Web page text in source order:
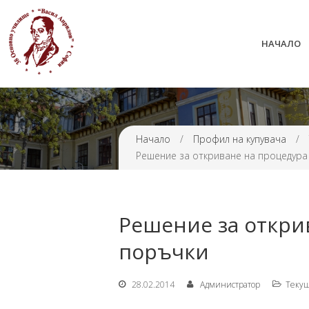
НАЧАЛО
Начало / Профил на купувача /
Решение за откриване на
Решение за
поръчки
28.02.2014 Администратор